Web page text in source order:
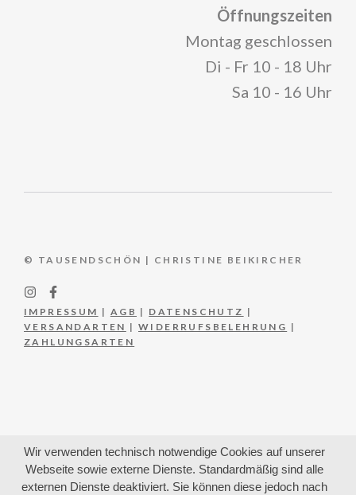
Öffnungszeiten
Montag geschlossen
Di - Fr 10 - 18 Uhr
Sa 10 - 16 Uhr
© TAUSENDSCHÖN | CHRISTINE BEIKIRCHER
IMPRESSUM | AGB | DATENSCHUTZ |
VERSANDARTEN |WIDERRUFSBELEHRUNG |
ZAHLUNGSARTEN
Wir verwenden technisch notwendige Cookies auf unserer
Webseite sowie externe Dienste. Standardmäßig sind alle
externen Dienste deaktiviert. Sie können diese jedoch nach